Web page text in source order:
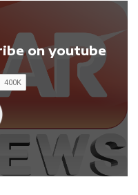
on youtube